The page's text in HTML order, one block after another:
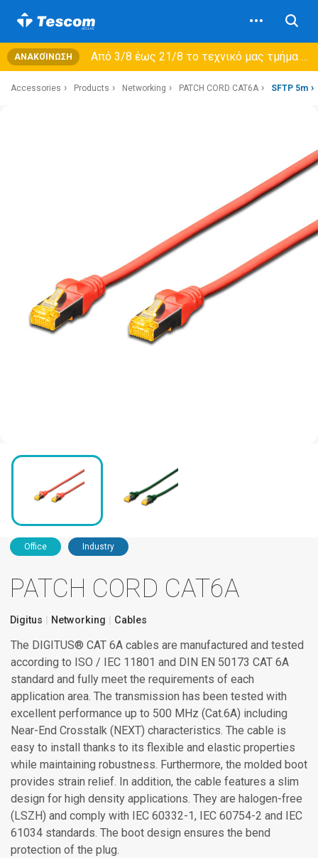
ΑΝΑΚΟΊΝΩΣΗ Από 3/8 έως 21/8 τo τεχνικό μας τμήμα θα εξυπηρετεί μόνο συμβόλαια συντήρησης και όχι νέες παραλαβές →
Accessories Products Networking PATCH CORD CAT6A SFTP 5m
Office Industry
PATCH CORD CAT6A
Digitus Networking Cables
The DIGITUS® CAT 6A cables are manufactured and tested
according to ISO / IEC 11801 and DIN EN 50173 CAT 6A
standard and fully meet the requirements of each
application area. The transmission has been tested with
excellent performance up to 500 MHz (Cat.6A) including
Near-End Crosstalk (NEXT) characteristics. The cable is
easy to install thanks to its flexible and elastic properties
while maintaining robustness. Furthermore, the molded boot
provides strain relief. In addition, the cable features a slim
design for high density applications. They are halogen-free
(LSZH) and comply with IEC 60332-1, IEC 60754-2 and IEC
61034 standards. The boot design ensures the bend
protection of the plug.